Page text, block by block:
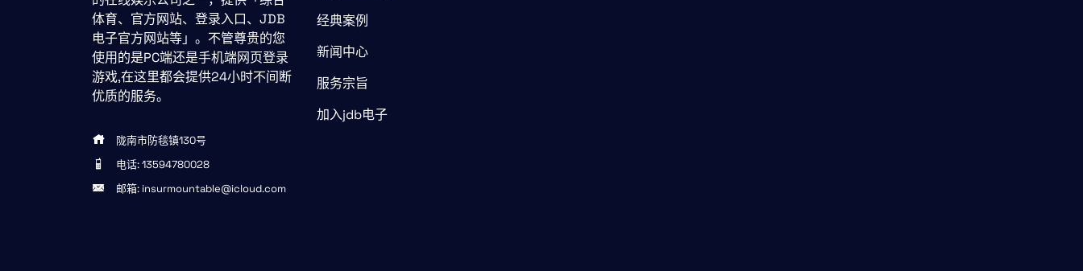
体育、官方网站、登录入口、JDB
电子官方网站等」。不管尊贵的您
使用的是PC端还是手机端网页登录
游戏,在这里都会提供24小时不间断
优质的服务。
陇南市防毯镇130号
电话: 13594780028
邮箱: insurmountable@icloud.com
经典案例
新闻中心
服务宗旨
加入jdb电子